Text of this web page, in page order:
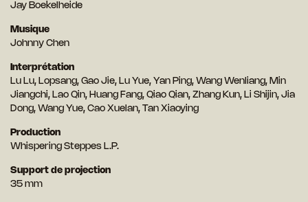
Jay Boekelheide
Musique
Johnny Chen
Interprétation
Lu Lu, Lopsang, Gao Jie, Lu Yue, Yan Ping, Wang Wenliang, Min
Jiangchi, Lao Qin, Huang Fang, Qiao Qian, Zhang Kun, Li Shijin, Jia
Dong, Wang Yue, Cao Xuelan, Tan Xiaoying
Production
Whispering Steppes L.P.
Support de projection
35 mm